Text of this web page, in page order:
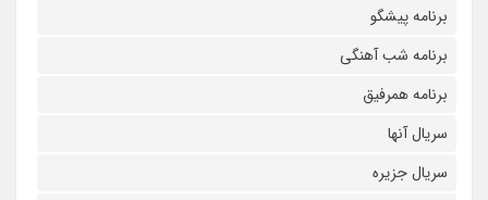
برنامه پیشگو
برنامه شب آهنگی
برنامه همرفیق
سریال آنها
سریال جزیره